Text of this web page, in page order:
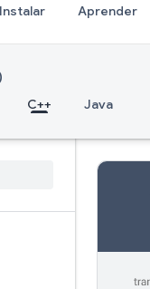
Instalar Aprender
C++ Java